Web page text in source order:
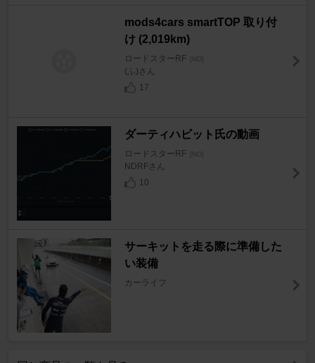
mods4cars smartTOP 取り付
け (2,019km)
ロードスターRF [ND]
(ふ)さん
17
ダーティハビット氏の動画
ロードスターRF [ND]
NDRFさん
10
サーキットを走る際に準備した
い装備
カーライフ